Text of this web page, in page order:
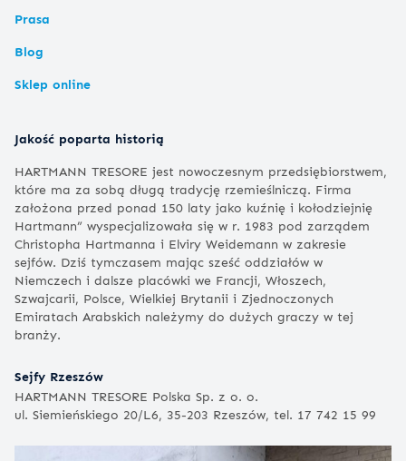
Prasa
Blog
Sklep online
Jakość poparta historią
HARTMANN TRESORE jest nowoczesnym przedsiębiorstwem,
które ma za sobą długą tradycję rzemieślniczą. Firma
założona przed ponad 150 laty jako kuźnię i kołodziejnię
Hartmann” wyspecjalizowała się w r. 1983 pod zarządem
Christopha Hartmanna i Elviry Weidemann w zakresie
sejfów. Dziś tymczasem mając sześć oddziałów w
Niemczech i dalsze placówki we Francji, Włoszech,
Szwajcarii, Polsce, Wielkiej Brytanii i Zjednoczonych
Emiratach Arabskich należymy do dużych graczy w tej
branży.
Sejfy Rzeszów
HARTMANN TRESORE Polska Sp. z o. o.
ul. Siemieńskiego 20/L6, 35-203 Rzeszów, tel. 17 742 15 99